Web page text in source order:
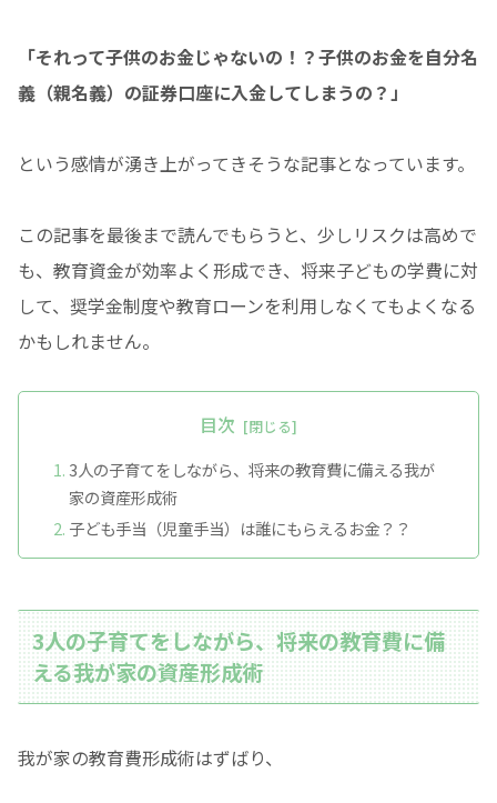
「それって子供のお金じゃないの！？子供のお金を自分名
義（親名義）の証券口座に入金してしまうの？」
という感情が湧き上がってきそうな記事となっています。
この記事を最後まで読んでもらうと、少しリスクは高めで
も、教育資金が効率よく形成でき、将来子どもの学費に対
して、奨学金制度や教育ローンを利用しなくてもよくなる
かもしれません。
目次
3人の子育てをしながら、将来の教育費に備える我が
家の資産形成術
子ども手当（児童手当）は誰にもらえるお金？？
3人の子育てをしながら、将来の教育費に備
える我が家の資産形成術
我が家の教育費形成術はずばり、